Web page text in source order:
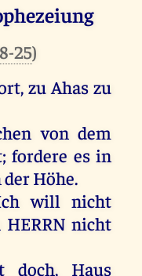
25)
,zu Ahas zu
von dem
;fordere es in
derHöhe.
will nicht
HERRN nicht
doch, Haus